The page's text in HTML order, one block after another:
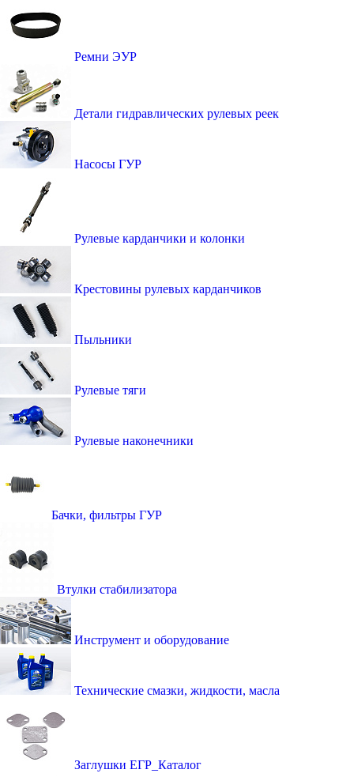
Ремни ЭУР
Детали гидравлических рулевых реек
Насосы ГУР
Рулевые карданчики и колонки
Крестовины рулевых карданчиков
Пыльники
Рулевые тяги
Рулевые наконечники
Бачки, фильтры ГУР
Втулки стабилизатора
Инструмент и оборудование
Технические смазки, жидкости, масла
Заглушки ЕГР_Каталог